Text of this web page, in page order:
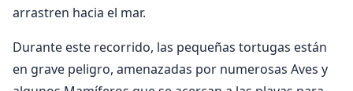
arrastren hacia el mar.
Durante este recorrido, las pequeñas tortugas están
en grave peligro, amenazadas por numerosas Aves y